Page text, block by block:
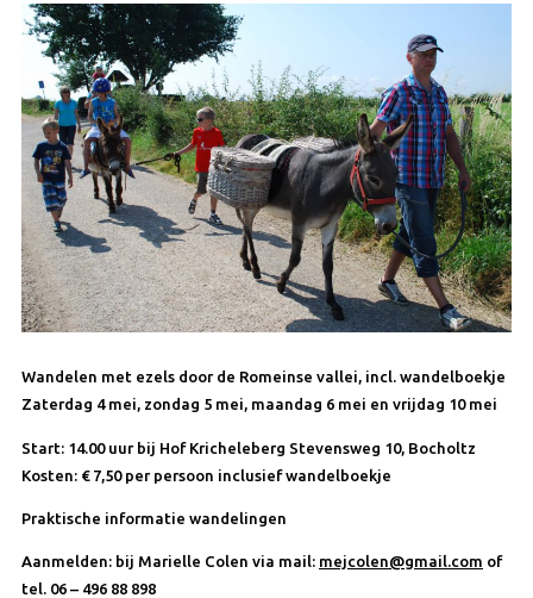
Wandelen met ezels door de Romeinse vallei, incl. wandelboekje
Zaterdag 4 mei, zondag 5 mei, maandag 6 mei en vrijdag 10 mei
Start: 14.00 uur bij Hof Kricheleberg Stevensweg 10, Bocholtz
Kosten: € 7,50 per persoon inclusief wandelboekje
Praktische informatie wandelingen
Aanmelden: bij Marielle Colen via mail: mejcolen@gmail.com of
tel. 06 – 496 88 898